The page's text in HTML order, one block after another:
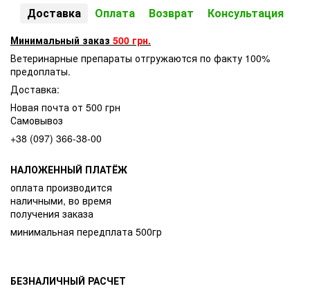
Доставка Оплата Возврат Консультация
Минимальный заказ 500 грн.
Ветеринарные препараты отгружаются по факту 100%
предоплаты.
Доставка:
Новая почта от 500 грн
Самовывоз
+38 (097) 366-38-00
НАЛОЖЕННЫЙ ПЛАТЁЖ
оплата производится
наличными, во время
получения заказа
минимальная передплата 500гр
БЕЗНАЛИЧНЫЙ РАСЧЕТ